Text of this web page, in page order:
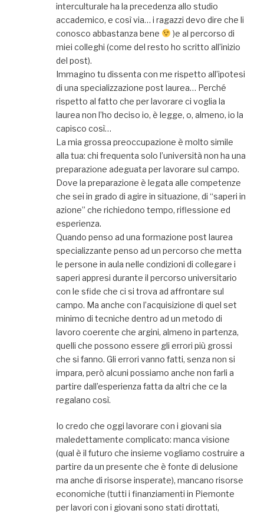
interculturale ha la precedenza allo studio
accademico, e così via… i ragazzi devo dire che li
conosco abbastanza bene
)e al percorso di
miei colleghi (come del resto ho scritto all’inizio
del post).
Immagino tu dissenta con me rispetto all’ipotesi
di una specializzazione post laurea… Perché
rispetto al fatto che per lavorare ci voglia la
laurea non l’ho deciso io, è legge, o, almeno, io la
capisco così…
La mia grossa preoccupazione è molto simile
alla tua: chi frequenta solo l’università non ha una
preparazione adeguata per lavorare sul campo.
Dove la preparazione è legata alle competenze
che sei in grado di agire in situazione, di “saperi in
azione” che richiedono tempo, riflessione ed
esperienza.
Quando penso ad una formazione post laurea
specializzante penso ad un percorso che metta
le persone in aula nelle condizioni di collegare i
saperi appresi durante il percorso universitario
con le sfide che ci si trova ad affrontare sul
campo. Ma anche con l’acquisizione di quel set
minimo di tecniche dentro ad un metodo di
lavoro coerente che argini, almeno in partenza,
quelli che possono essere gli errori più grossi
che si fanno. Gli errori vanno fatti, senza non si
impara, però alcuni possiamo anche non farli a
partire dall’esperienza fatta da altri che ce la
regalano così.
Io credo che oggi lavorare con i giovani sia
maledettamente complicato: manca visione
(qual è il futuro che insieme vogliamo costruire a
partire da un presente che è fonte di delusione
ma anche di risorse insperate), mancano risorse
economiche (tutti i finanziamenti in Piemonte
per lavori con i giovani sono stati dirottati,